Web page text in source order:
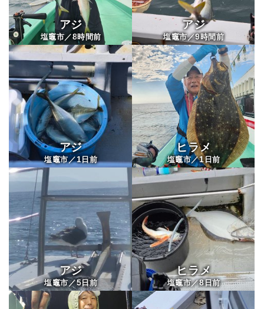
アジ
塩竈市／8時間前
アジ
塩竈市／9時間前
アジ
塩竈市／1日前
ヒラメ
塩竈市／1日前
アジ
塩竈市／5日前
ヒラメ
塩竈市／8日前
東北丸